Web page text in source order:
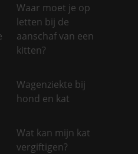
Waar moet je op
letten bij de
aanschaf van een
kitten?
Wagenziekte bij
hond en kat
Wat kan mijn kat
vergiftigen?